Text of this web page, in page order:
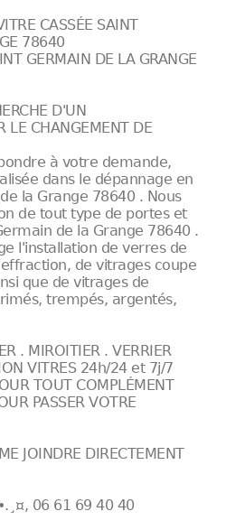
CASSÉE SAINT
78640
GERMAIN DE LA GRANGE
D'UN
LE CHANGEMENT DE
à votre demande,
dans le dépannage en
la Grange 78640 . Nous
de tout type de portes et
de la Grange 78640 .
l'installation de verres de
de vitrages coupe
que de vitrages de
trempés, argentés,
. MIROITIER . VERRIER
VITRES 24h/24 et 7j/7
TOUT COMPLÉMENT
PASSER VOTRE
JOINDRE DIRECTEMENT
06 61 69 40 40